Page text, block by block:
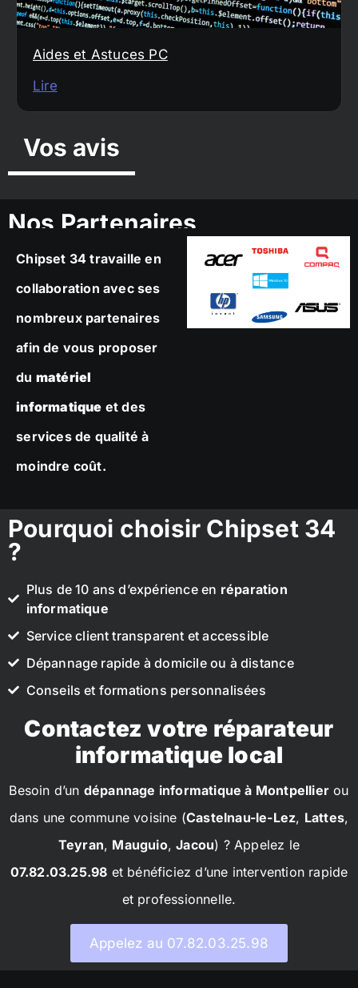
Aides et Astuces PC
Lire
Vos avis
Nos Partenaires
Chipset 34 travaille en
collaboration avec ses
nombreux partenaires
afin de vous proposer
du matériel
informatique et des
services de qualité à
moindre coût.
Pourquoi choisir Chipset 34
?
Plus de 10 ans d’expérience en réparation
informatique
Service client transparent et accessible
Dépannage rapide à domicile ou à distance
Conseils et formations personnalisées
Contactez votre réparateur
informatique local
Besoin d’un dépannage informatique à Montpellier ou
dans une commune voisine (Castelnau-le-Lez, Lattes,
Teyran, Mauguio,Jacou) ? Appelez le
07.82.03.25.98 et bénéficiez d’une intervention rapide
et professionnelle.
Appelez au 07.82.03.25.98